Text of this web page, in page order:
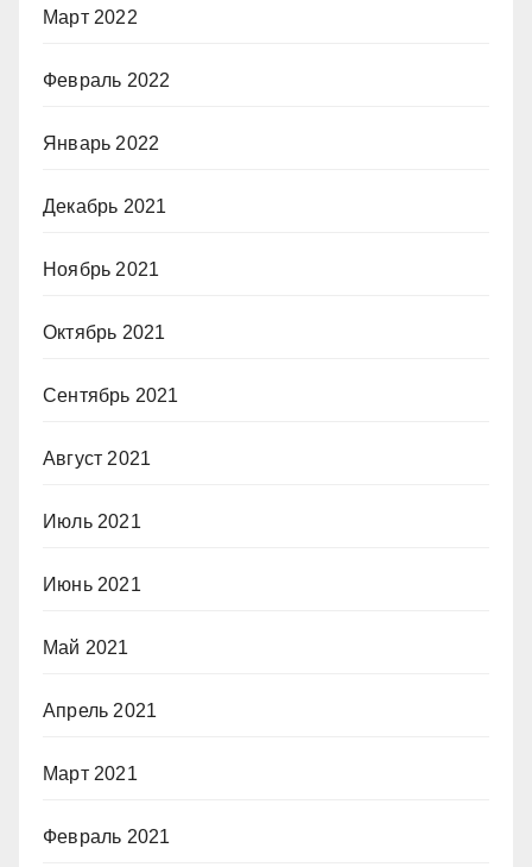
Март 2022
Февраль 2022
Январь 2022
Декабрь 2021
Ноябрь 2021
Октябрь 2021
Сентябрь 2021
Август 2021
Июль 2021
Июнь 2021
Май 2021
Апрель 2021
Март 2021
Февраль 2021